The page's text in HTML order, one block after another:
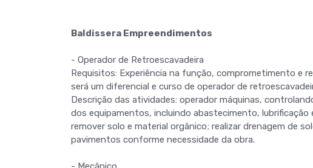
Baldissera Empreendimentos
- Operador de Retroescavadeira
Requisitos: Experiência na função, comprometimento e
será um diferencial e curso de operador de
Descrição das atividades: operador máquinas,
dos equipamentos, incluindo abastecimento,
remover solo e material orgânico; realizar drenagem de
pavimentos conforme necessidade da obra.